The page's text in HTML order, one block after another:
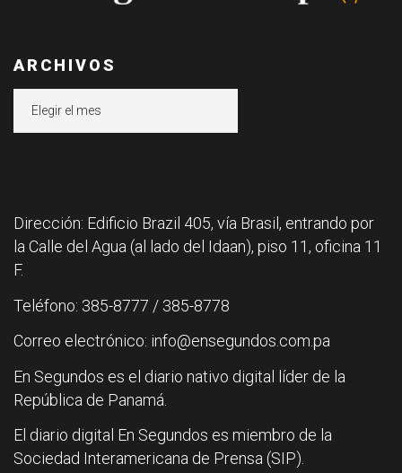
ARCHIVOS
Dirección: Edificio Brazil 405, vía Brasil, entrando por
la Calle del Agua (al lado del Idaan), piso 11, oficina 11
F.
Teléfono: 385-8777 / 385-8778
Correo electrónico: info@ensegundos.com.pa
En Segundos es el diario nativo digital líder de la
República de Panamá.
El diario digital En Segundos es miembro de la
Sociedad Interamericana de Prensa (SIP).